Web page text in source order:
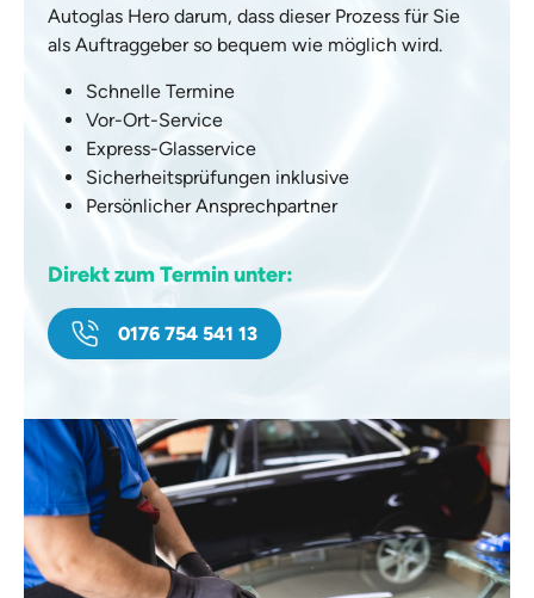
Autoglas Hero darum, dass dieser Prozess für Sie
als Auftraggeber so bequem wie möglich wird.
Schnelle Termine
Vor-Ort-Service
Express-Glasservice
Sicherheitsprüfungen inklusive
Persönlicher Ansprechpartner
Direkt zum Termin unter:
0176 754 541 13